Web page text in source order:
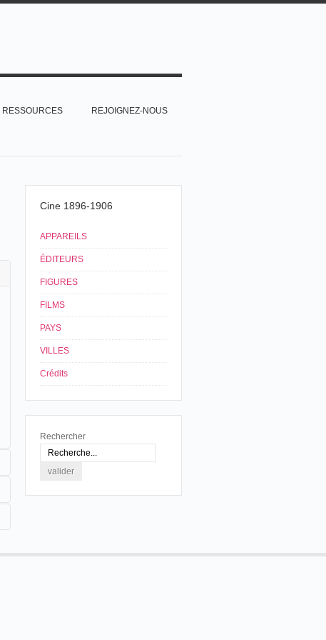
RESSOURCES REJOIGNEZ-NOUS
Cine 1896-1906
APPAREILS
ÉDITEURS
FIGURES
FILMS
PAYS
VILLES
Crédits
Rechercher